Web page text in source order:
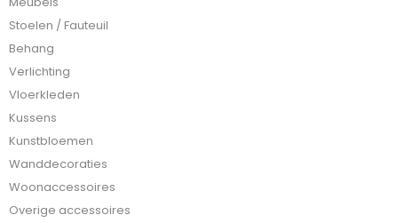
Stoelen / Fauteuil
Behang
Verlichting
Vloerkleden
Kussens
Kunstbloemen
Wanddecoraties
Woonaccessoires
Overige accessoires